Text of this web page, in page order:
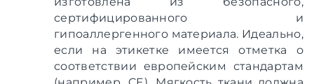
сертифицированного и
гипоаллергенного материала. Идеально,
если на этикетке имеется отметка о
соответствии европейским стандартам